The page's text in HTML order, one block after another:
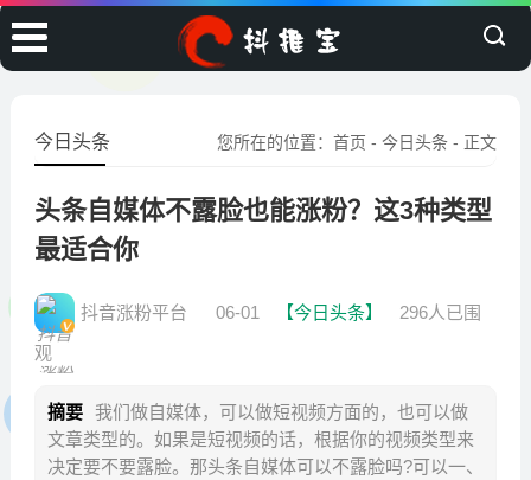
您所在的位置：首页 - 今日头条 - 正文
今日头条
头条自媒体不露脸也能涨粉？这3种类型
最适合你
抖音涨粉平台 06-01 【今日头条】
296人已围
观
摘要
我们做自媒体，可以做短视频方面的，也可以做
文章类型的。如果是短视频的话，根据你的视频类型来
决定要不要露脸。那头条自媒体可以不露脸吗?可以一、